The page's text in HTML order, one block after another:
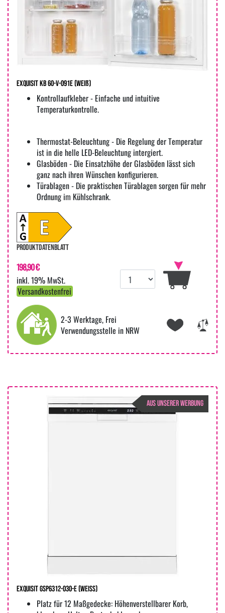
Exquisit KB 60-V-091E (weiß)
Kontrollaufkleber - Einfache und intuitive
Temperaturkontrolle.
Thermostat-Beleuchtung - Die Regelung der Temperatur
ist in die helle LED-Beleuchtung intergiert.
Glasböden - Die Einsatzhöhe der Glasböden lässt sich
ganz nach ihren Wünschen konfigurieren.
Türablagen - Die praktischen Türablagen sorgen für mehr
Ordnung im Kühlschrank.
PRODUKTDATENBLATT
198,90 €
inkl. 19% MwSt.
Versandkostenfrei
2-3 Werktage, Frei
Verwendungsstelle in NRW
AUS UNSERER WERBUNG
Exquisit GSP6312-030-E (weiss)
Platz für 12 Maßgedecke: Höhenverstellbarer Korb,